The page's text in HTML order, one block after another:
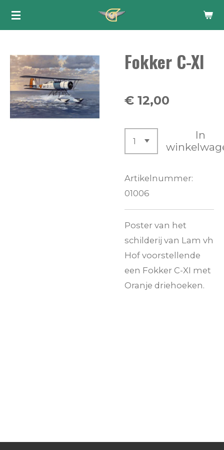
Ga
de
hoofdinhoud
Fokker C-XI
€ 12,00
In
Artikelnummer:
01006
Poster van het
schilderij van Lam vh
Hof voorstellende
een Fokker C-XI met
Oranje driehoeken.